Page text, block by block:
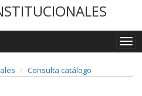
Consulta catálogo